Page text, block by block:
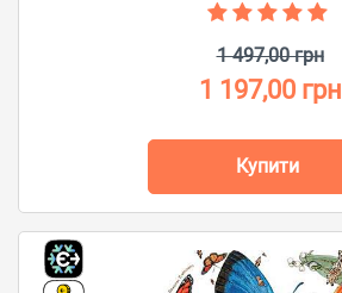
1 497,00 грн
1 197,00 грн
Купити